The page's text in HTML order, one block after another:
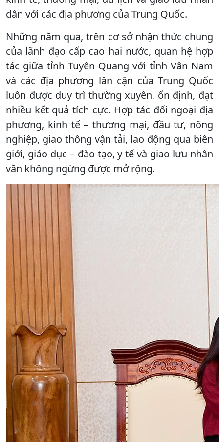
dân với các địa phương của Trung Quốc.
Những năm qua, trên cơ sở nhận thức chung
của lãnh đạo cấp cao hai nước, quan hệ hợp
tác giữa tỉnh Tuyên Quang với tỉnh Vân Nam
và các địa phương lân cận của Trung Quốc
luôn được duy trì thường xuyên, ổn định, đạt
nhiều kết quả tích cực. Hợp tác đối ngoại địa
phương, kinh tế – thương mại, đầu tư, nông
nghiệp, giao thông vận tải, lao động qua biên
giới, giáo dục – đào tạo, y tế và giao lưu nhân
văn không ngừng được mở rộng.